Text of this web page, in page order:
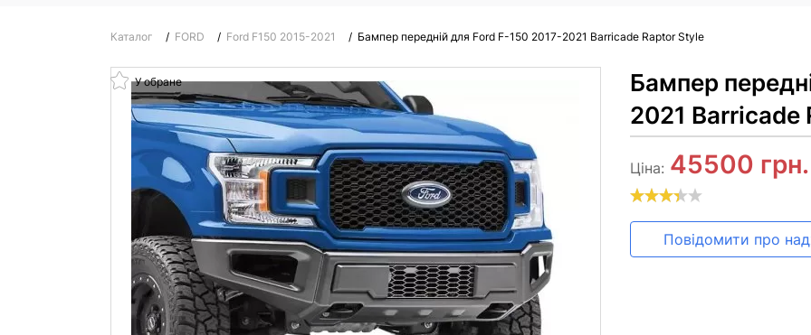
Каталог / FORD / Ford F150 2015-2021 / Бампер передній для Ford F-150 2017-2021 Barricade Raptor Style
У обране
Бампер
2021 Barricade
Ціна: 45500 грн.
Повідомити про